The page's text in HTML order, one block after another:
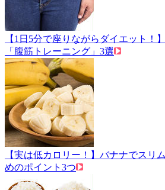
【1日5分で座りながらダイエット！
「腹筋トレーニング」3選
【実は低カロリー！】バナナでスリ
めのポイント3つ